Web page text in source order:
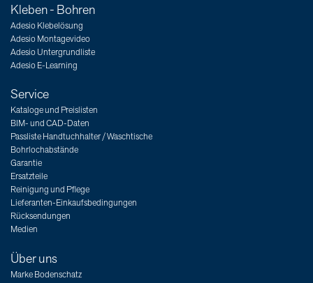
Kleben - Bohren
Adesio Klebelösung
Adesio Montagevideo
Adesio Untergrundliste
Adesio E-Learning
Service
Kataloge und Preislisten
BIM- und CAD-Daten
Passliste Handtuchhalter / Waschtische
Bohrlochabstände
Garantie
Ersatzteile
Reinigung und Pflege
Lieferanten-Einkaufsbedingungen
Rücksendungen
Medien
Über uns
Marke Bodenschatz